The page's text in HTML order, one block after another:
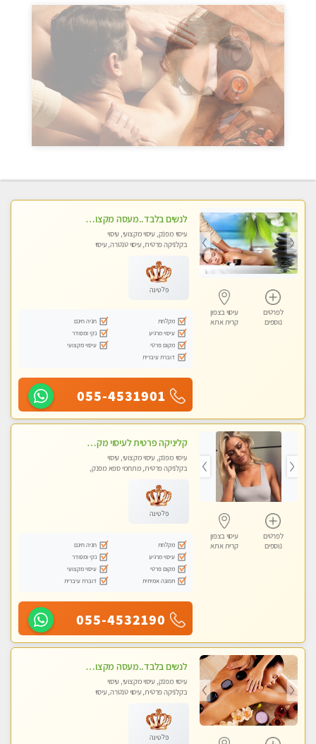
לפרטים
נוספים
עיסוי בצפון
קרית אתא
לנשים בלבד..מעסה מקצועי לנשים בלבד
עיסוי מפנק, עיסוי מקצועי, עיסוי
בקלניקה פרטית, עיסוי טנטרה, עיסוי
פלטינה
מקלחת
חניה חינם
עיסוי מרגיע
נקי ומסודר
מקום פרטי
עיסוי מקצועי
דוברת עיברית
055-4531901
לפרטים
נוספים
עיסוי בצפון
קרית אתא
קליניקה פרטית לעיסוי מקצועי ואלטרנטיבי ברמה גבוהה VIP תתקשר ..... highly recommended..new in the city
עיסוי מפנק, עיסוי מקצועי, עיסוי
בקלניקה פרטית, מתחמי ספא מפנק,
טנטרה, עיסוי מגבר לגבר, עיסוי מגבר
לאישה
פלטינה
מקלחת
חניה חינם
עיסוי מרגיע
נקי ומסודר
מקום פרטי
עיסוי מקצועי
תמונה אמיתית
דוברת עיברית
055-4532190
לנשים בלבד..מעסה מקצועי לנשים בלבד לעיסוי מרגיע ומפנק VIP-מומלץ לחלוטין! פרטי! ​​​​​​
עיסוי מפנק, עיסוי מקצועי, עיסוי
בקלניקה פרטית, עיסוי טנטרה, עיסוי
פלטינה